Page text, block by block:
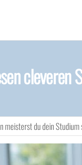
cleveren
meisterst du dein